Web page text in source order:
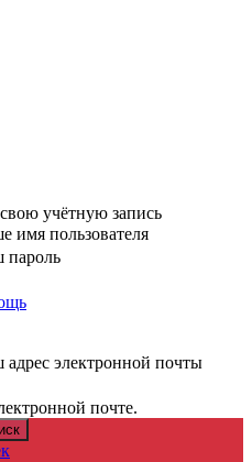
учётную запись
имя пользователя
пароль
электронной почты
почте.